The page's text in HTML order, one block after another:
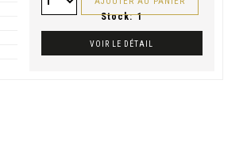
Stock: 1
VOIR LE DÉTAIL